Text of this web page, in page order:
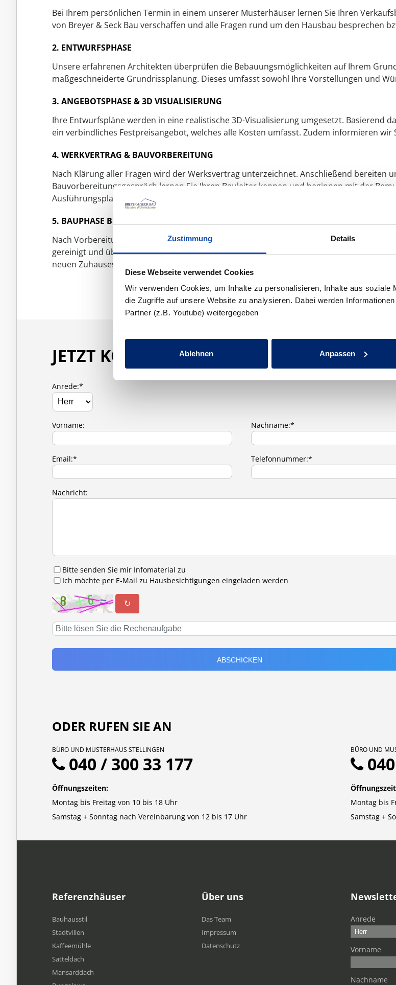
Zustimmung Details
Diese Webseite verwendet Cookies
Wir verwenden Cookies, um Inhalte zu personalisieren, Inhalte aus soziale
die Zugriffe auf unsere Website zu analysieren. Dabei werden
Partner (z.B. Youtube) weitergegeben
Ablehnen Anpassen
Bei Ihrem persönlichen Termin in einem unserer Musterhäuser lernen Sie Ihren
von Breyer & Seck Bau verschaffen und alle Fragen rund um den Hausbau besprechen
2. ENTWURFSPHASE
Unsere erfahrenen Architekten überprüfen die Bebauungsmöglichkeiten auf Ihrem
maßgeschneiderte Grundrissplanung. Dieses umfasst sowohl Ihre Vorstellungen und
3. ANGEBOTSPHASE & 3D VISUALISIERUNG
Ihre Entwurfspläne werden in eine realistische 3D-Visualisierung umgesetzt. Basierend
ein verbindliches Festpreisangebot, welches alle Kosten umfasst. Zudem informieren
4. WERKVERTRAG & BAUVORBEREITUNG
Nach Klärung aller Fragen wird der Werksvertrag unterzeichnet. Anschließend bereiten
Bauvorbereitungsgespräch lernen Sie Ihren Bauleiter kennen und beginnen mit der
Ausführungsplan erstellt.
5. BAUPHASE BIS ZUR HAUSÜBERGABE
Nach Vorbereitungen und Baugenehmigung beginnt der Bauprozess. Ihr Bauleiter
gereinigt und übergeben wird. Sie erhalten eine Einweisung in die technischen Geräte
neuen Zuhauses zu gewährleisten.
JETZT KONTAKT AUFNEHMEN
Anrede:*
Vorname: Nachname:*
Email:* Telefonnummer:*
Nachricht:
Bitte senden Sie mir Infomaterial zu
Ich möchte per E-Mail zu Hausbesichtigungen eingeladen werden
↻
ODER RUFEN SIE AN
BÜRO UND MUSTERHAUS STELLINGEN
040 / 300 33 177
Öffnungszeiten:
Montag bis Freitag von 10 bis 18 Uhr
Samstag + Sonntag nach Vereinbarung von 12 bis 17 Uhr
BÜRO UND
Montag bis
Samstag +
Referenzhäuser
Bauhausstil
Stadtvillen
Kaffeemühle
Satteldach
Mansarddach
Über uns
Das Team
Impressum
Datenschutz
Anrede
Vorname
Nachname